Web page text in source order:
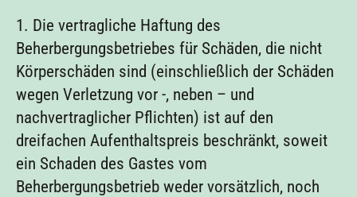
1. Die vertragliche Haftung des
Beherbergungsbetriebes für Schäden, die nicht
Körperschäden sind (einschließlich der Schäden
wegen Verletzung vor -, neben – und
nachvertraglicher Pflichten) ist auf den
dreifachen Aufenthaltspreis beschränkt, soweit
ein Schaden des Gastes vom
Beherbergungsbetrieb weder vorsätzlich, noch